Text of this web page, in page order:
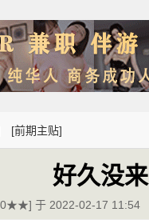
[前期主贴]
好久没来
于 2022-02-17 11:54